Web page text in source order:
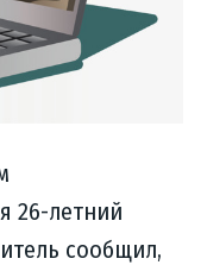
26-летний
сообщил,